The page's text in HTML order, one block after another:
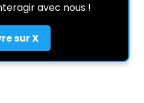
avec nous !
sur X